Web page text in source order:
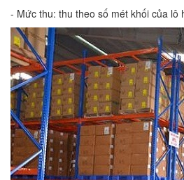
- Mức thu: thu theo số mét khối của lô